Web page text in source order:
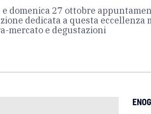
e domenica 27 ottobre
dedicata a questa eccellenza
mercato e degustazioni